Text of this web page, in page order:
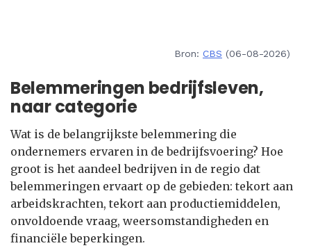
Bron: CBS (06-08-2026)
Belemmeringen bedrijfsleven,
naar categorie
Wat is de belangrijkste belemmering die
ondernemers ervaren in de bedrijfsvoering? Hoe
groot is het aandeel bedrijven in de regio dat
belemmeringen ervaart op de gebieden: tekort aan
arbeidskrachten, tekort aan productiemiddelen,
onvoldoende vraag, weersomstandigheden en
financiële beperkingen.